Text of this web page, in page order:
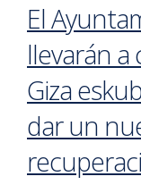
El
llevarán a
Giza
dar un